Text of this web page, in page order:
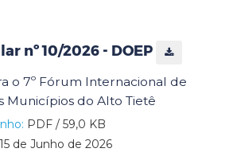
nº 10/2026 - DOEP
o 7º Fórum Internacional de
Municípios do Alto Tietê
PDF / 59,0 KB
15 de Junho de 2026